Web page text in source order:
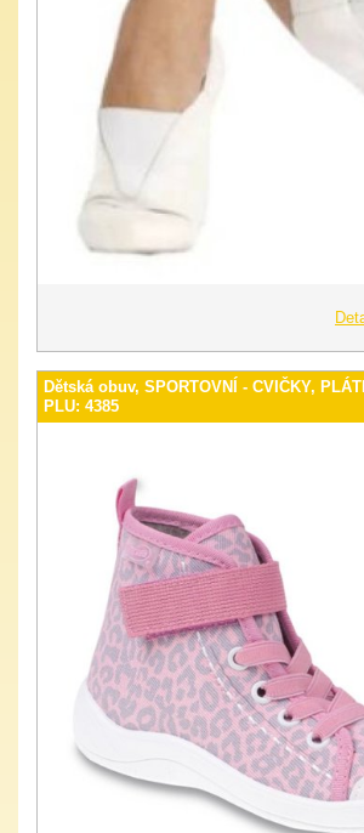
Dětská obuv, SPORTOVNÍ - CVIČKY,
PLU: 4385